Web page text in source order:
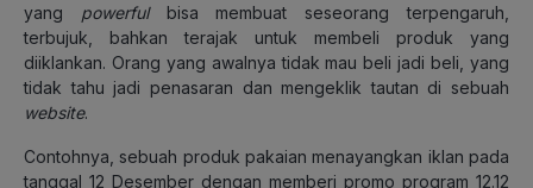
yang powerfulbisa membuat seseorang terpengaruh,
terbujuk, bahkan terajak untuk membeli produk yang
diiklankan. Orang yang awalnya tidak mau beli jadi beli, yang
tidak tahu jadi penasaran dan mengeklik tautan di sebuah
website.
Contohnya, sebuah produk pakaian menayangkan iklan pada
tanggal 12 Desember dengan memberi promo program 12.12